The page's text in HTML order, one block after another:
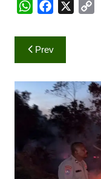
W
a
t
A
p
p
c
e
o
o
k
i
n
k
Navigasi
pos
Prev